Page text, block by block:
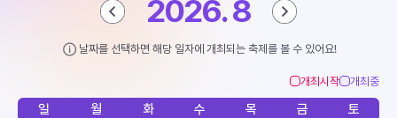
2026. 8
날짜를 선택하면 해당 일자에 개최되는 축제를 볼 수 있어요!
개최시작 개최중
일 월 화 수 목 금 토